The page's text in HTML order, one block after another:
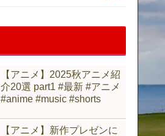
【アニメ】2025秋アニメ紹
介20選 part1 #最新 #アニメ
#anime #music #shorts
【アニメ】新作プレゼンに